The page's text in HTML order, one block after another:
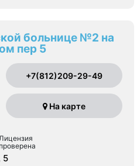
больнице №2 на
пер 5
+7(812)209-29-49
На карте
Лицензия
проверена
5